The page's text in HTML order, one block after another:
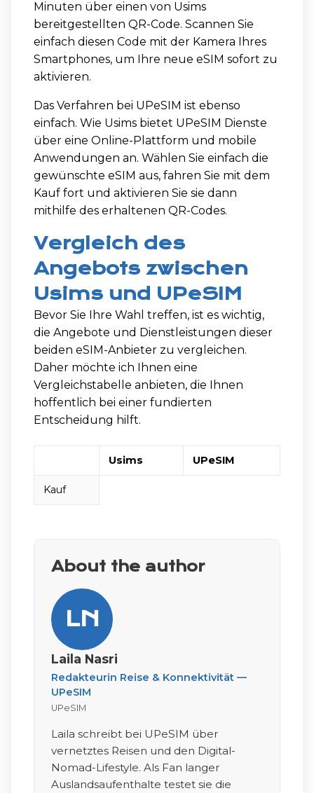
Minuten über einen von Usims
bereitgestellten QR-Code. Scannen Sie
einfach diesen Code mit der Kamera Ihres
Smartphones, um Ihre neue eSIM sofort zu
aktivieren.
Das Verfahren bei UPeSIM ist ebenso
einfach. Wie Usims bietet UPeSIM Dienste
über eine Online-Plattform und mobile
Anwendungen an. Wählen Sie einfach die
gewünschte eSIM aus, fahren Sie mit dem
Kauf fort und aktivieren Sie sie dann
mithilfe des erhaltenen QR-Codes.
Vergleich des
Angebots zwischen
Usims und UPeSIM
Bevor Sie Ihre Wahl treffen, ist es wichtig,
die Angebote und Dienstleistungen dieser
beiden eSIM-Anbieter zu vergleichen.
Daher möchte ich Ihnen eine
Vergleichstabelle anbieten, die Ihnen
hoffentlich bei einer fundierten
Entscheidung hilft.
Usims UPeSIM
Kauf
About the author
LN
Laila Nasri
Redakteurin Reise & Konnektivität —
UPeSIM
UPeSIM
Laila schreibt bei UPeSIM über
vernetztes Reisen und den Digital-
Nomad-Lifestyle. Als Fan langer
Auslandsaufenthalte testet sie die